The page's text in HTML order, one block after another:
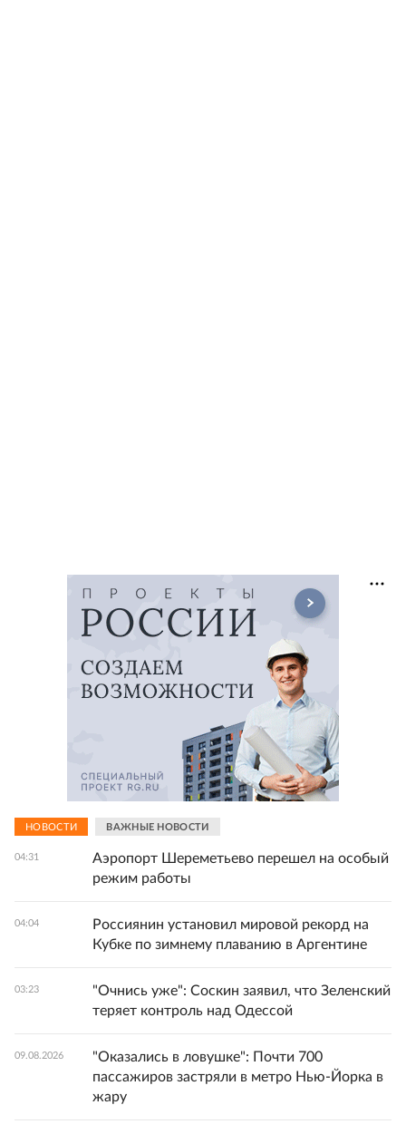
НОВОСТИ ВАЖНЫЕ НОВОСТИ
04:31
Аэропорт Шереметьево перешел на особый
режим работы
04:04
Россиянин установил мировой рекорд на
Кубке по зимнему плаванию в Аргентине
03:23
"Очнись уже": Соскин заявил, что Зеленский
теряет контроль над Одессой
09.08.2026
"Оказались в ловушке": Почти 700
пассажиров застряли в метро Нью-Йорка в
жару